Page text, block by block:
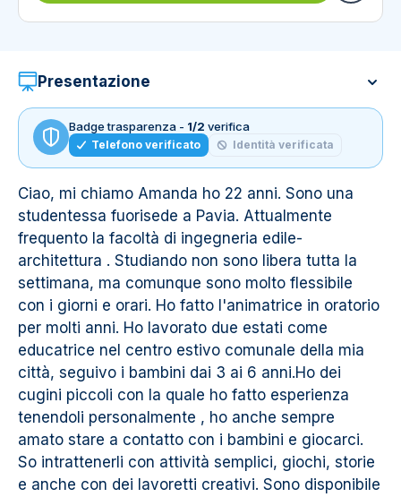
Presentazione
Badge trasparenza - 1/2 verifica
Telefono verificato Identità verificata
Ciao, mi chiamo Amanda ho 22 anni. Sono una
studentessa fuorisede a Pavia. Attualmente
frequento la facoltà di ingegneria edile-
architettura . Studiando non sono libera tutta la
settimana, ma comunque sono molto flessibile
con i giorni e orari. Ho fatto l'animatrice in oratorio
per molti anni. Ho lavorato due estati come
educatrice nel centro estivo comunale della mia
città, seguivo i bambini dai 3 ai 6 anni.Ho dei
cugini piccoli con la quale ho fatto esperienza
tenendoli personalmente , ho anche sempre
amato stare a contatto con i bambini e giocarci.
So intrattenerli con attività semplici, giochi, storie
e anche con dei lavoretti creativi. Sono disponibile